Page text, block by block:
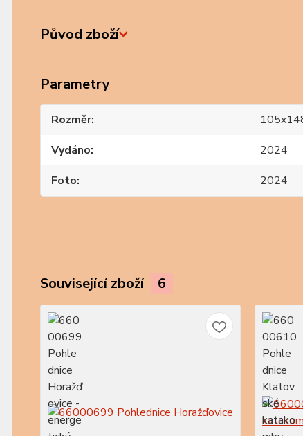
Původ zboží
Parametry
Rozměr
Vydáno
2024
Foto
2024
Související zboží 6